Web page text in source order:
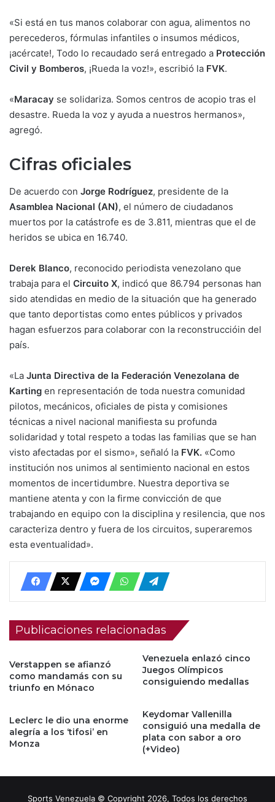
«Si está en tus manos colaborar con agua, alimentos no
perecederos, fórmulas infantiles o insumos médicos,
¡acércate!, Todo lo recaudado será entregado a Protección
Civil y Bomberos, ¡Rueda la voz!», escribió la FVK.
«Maracay se solidariza. Somos centros de acopio tras el
desastre. Rueda la voz y ayuda a nuestros hermanos»,
agregó.
Cifras oficiales
De acuerdo con Jorge Rodríguez, presidente de la
Asamblea Nacional (AN), el número de ciudadanos
muertos por la catástrofe es de 3.811, mientras que el de
heridos se ubica en 16.740.
Derek Blanco, reconocido periodista venezolano que
trabaja para el Circuito X, indicó que 86.794 personas han
sido atendidas en medio de la situación que ha generado
que tanto deportistas como entes públicos y privados
hagan esfuerzos para colaborar con la reconstruccióin del
país.
«La Junta Directiva de la Federación Venezolana de
Karting en representación de toda nuestra comunidad
pilotos, mecánicos, oficiales de pista y comisiones
técnicas a nivel nacional manifiesta su profunda
solidaridad y total respeto a todas las familias que se han
visto afectadas por el sismo», señaló la FVK. «Como
institución nos unimos al sentimiento nacional en estos
momentos de incertidumbre. Nuestra deportiva se
mantiene atenta y con la firme convicción de que
trabajando en equipo con la disciplina y resilencia, que nos
caracteriza dentro y fuera de los circuitos, superaremos
esta eventualidad».
Publicaciones relacionadas
Verstappen se afianzó
como mandamás con su
triunfo en Mónaco
Venezuela enlazó cinco
Juegos Olímpicos
consiguiendo medallas
Leclerc le dio una enorme
alegría a los ‘tifosi’ en
Monza
Keydomar Vallenilla
consiguió una medalla de
plata con sabor a oro
(+Video)
Sports Venezuela © Copyright 2026, Todos los derechos